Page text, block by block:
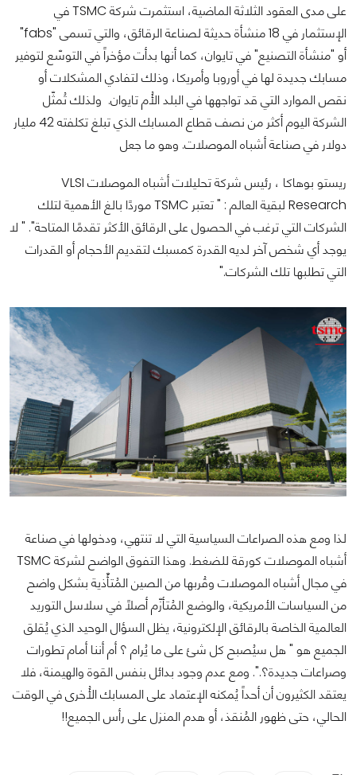
على مدى العقود الثلاثة الماضية، استثمرت شركة TSMC في
الإستثمار في 18 منشأة حديثة لصناعة الرقائق، والتي تسمى "fabs"
أو "منشأة التصنيع" في تايوان، كما أنها بدأت مؤخراً في التوسّع لتوفير
مسابك جديدة لها في أوروبا وأمريكا، وذلك لتفادي المشكلات أو
نقص الموارد التي قد تواجهها في البلد الأُم تايوان. ولذلك تُمثّل
الشركة اليوم أكثر من نصف قطاع المسابك الذي تبلغ تكلفته 42 مليار
دولار في صناعة أشباه الموصلات. وهو ما جعل
ريستو بوهاكا ، رئيس شركة تحليلات أشباه الموصلات VLSI
Research لبقية العالم : " تعتبر TSMC موردًا بالغ الأهمية لتلك
الشركات التي ترغب في الحصول على الرقائق الأكثر تقدمًا المتاحة". " لا
يوجد أي شخص آخر لديه القدرة كمسبك لتقديم الأحجام أو القدرات
التي تطلبها تلك الشركات."
لذا ومع هذه الصراعات السياسية التي لا تنتهي، ودخولها في صناعة
أشباه الموصلات كورقة للضغط. وهذا التفوق الواضح لشركة TSMC
في مجال أشباه الموصلات وقُربها من الصين المُتأّذية بشكل واضح
من السياسات الأمريكية، والوضع المُتأزّم أصلاً في سلاسل التوريد
العالمية الخاصة بالرقائق الإلكترونية، يظل السؤال الوحيد الذي يُقلق
الجميع هو " هل سيُصبح كل شئ على ما يُرام ؟ أم أننا أمام تطورات
وصراعات جديدة؟.". ومع عدم وجود بدائل بنفس القوة والهيمنة، فلا
يعتقد الكثيرون أن أحداً يُمكنه الإعتماد على المسابك الأُخرى في الوقت
الحالي، حتى ظهور المُنقذ، أو هدم المنزل على رأس الجميع!!